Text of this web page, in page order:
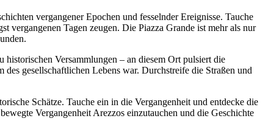
vergangener Epochen und fesselnder Ereignisse. Tauche
vergangenen Tagen zeugen. Die Piazza Grande ist mehr als nur
Versammlungen – an diesem Ort pulsiert die
gesellschaftlichen Lebens war. Durchstreife die Straßen und
Schätze. Tauche ein in die Vergangenheit und entdecke die
Vergangenheit Arezzos einzutauchen und die Geschichte